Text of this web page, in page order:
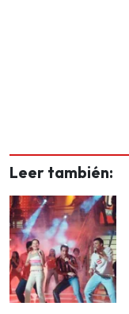
Leer también: